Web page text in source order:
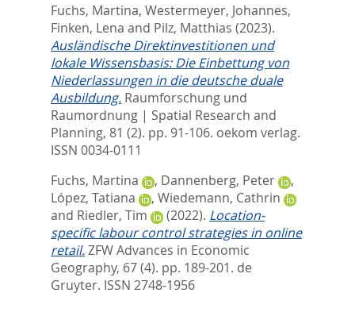
Fuchs, Martina, Westermeyer, Johannes,
Finken, Lena and Pilz, Matthias (2023).
Ausländische Direktinvestitionen und
lokale Wissensbasis: Die Einbettung von
Niederlassungen in die deutsche duale
Ausbildung. Raumforschung und
Raumordnung | Spatial Research and
Planning, 81 (2). pp. 91-106. oekom verlag.
ISSN 0034-0111
Fuchs, Martina
, Dannenberg, Peter
,
López, Tatiana
, Wiedemann, Cathrin
and Riedler, Tim (2022). Location-
specific labour control strategies in online
retail.ZFW Advances in Economic
Geography, 67 (4). pp. 189-201. de
Gruyter. ISSN 2748-1956